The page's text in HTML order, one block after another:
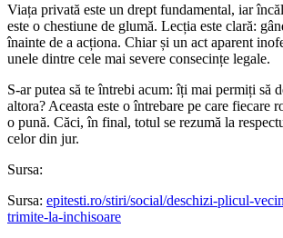
Viața privată este un drept fundamental, iar
este o chestiune de glumă. Lecția este clară:
înainte de a acționa. Chiar și un act aparent
unele dintre cele mai severe consecințe legale.
S-ar putea să te întrebi acum: îți mai permiți să
altora? Aceasta este o întrebare pe care fiecare
o pună. Căci, în final, totul se rezumă la
celor din jur.
Sursa:
Sursa: epitesti.ro/stiri/social/deschizi-plicul-
trimite-la-inchisoare